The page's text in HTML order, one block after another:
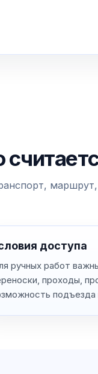
доступа
ручных работ
проходы,
подъезда